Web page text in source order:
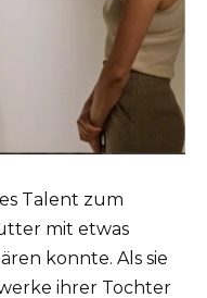
Talent zum
mit etwas
konnte. Als sie
ihrer Tochter